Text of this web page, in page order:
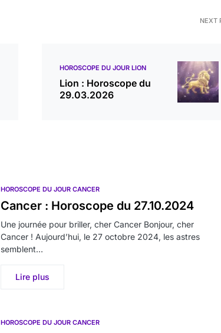
NEXT
HOROSCOPE DU JOUR LION
Lion : Horoscope du
29.03.2026
HOROSCOPE DU JOUR CANCER
Cancer : Horoscope du 27.10.2024
Une journée pour briller, cher Cancer Bonjour, cher
Cancer ! Aujourd’hui, le 27 octobre 2024, les astres
semblent…
Lire plus
HOROSCOPE DU JOUR CANCER